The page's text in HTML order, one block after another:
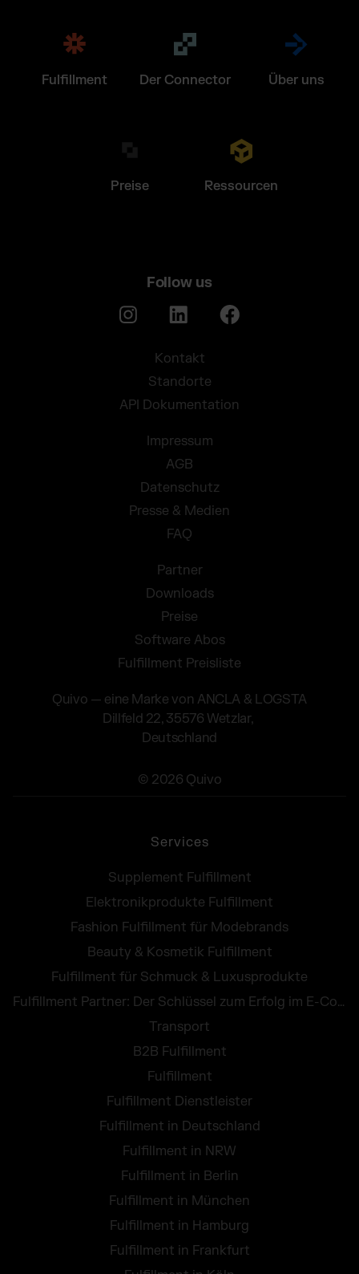
Fulfillment Der Connector Über uns
Preise Ressourcen
Follow us
Kontakt
Standorte
API Dokumentation
Impressum
AGB
Datenschutz
Presse & Medien
FAQ
Partner
Downloads
Preise
Software Abos
Fulfillment Preisliste
Quivo — eine Marke von ANCLA & LOGSTA
Dillfeld 22, 35576 Wetzlar,
Deutschland
© 2026 Quivo
Services
Supplement Fulfillment
Elektronikprodukte Fulfillment
Fashion Fulfillment für Modebrands
Beauty & Kosmetik Fulfillment
Fulfillment für Schmuck & Luxusprodukte
Fulfillment Partner: Der Schlüssel zum Erfolg im E-Commerce
Transport
B2B Fulfillment
Fulfillment
Fulfillment Dienstleister
Fulfillment in Deutschland
Fulfillment in NRW
Fulfillment in Berlin
Fulfillment in München
Fulfillment in Hamburg
Fulfillment in Frankfurt